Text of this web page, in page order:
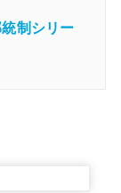
制シリー